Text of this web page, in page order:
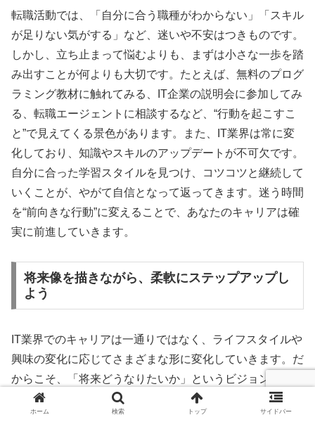
転職活動では、「自分に合う職種がわからない」「スキル
が足りない気がする」など、迷いや不安はつきものです。
しかし、立ち止まって悩むよりも、まずは小さな一歩を踏
み出すことが何よりも大切です。たとえば、無料のプログ
ラミング教材に触れてみる、IT企業の説明会に参加してみ
る、転職エージェントに相談するなど、“行動を起こすこ
と”で見えてくる景色があります。また、IT業界は常に変
化しており、知識やスキルのアップデートが不可欠です。
自分に合った学習スタイルを見つけ、コツコツと継続して
いくことが、やがて自信となって返ってきます。迷う時間
を“前向きな行動”に変えることで、あなたのキャリアは確
実に前進していきます。
将来像を描きながら、柔軟にステップアップし
よう
IT業界でのキャリアは一通りではなく、ライフスタイルや
興味の変化に応じてさまざまな形に変化していきます。だ
からこそ、「将来どうなりたいか」というビジョンを持ち
つつも、それに固執しすぎず、柔軟にキャリアを広げてい
く姿勢が求められます。最初はサポート職やテスターとし
ホーム 検索 トップ サイドバー